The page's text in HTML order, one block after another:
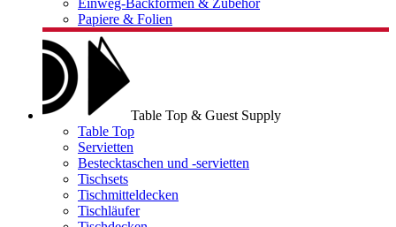
Einweg-Backformen & Zubehör
Papiere & Folien
Table Top & Guest Supply
Table Top
Servietten
Bestecktaschen und -servietten
Tischsets
Tischmitteldecken
Tischläufer